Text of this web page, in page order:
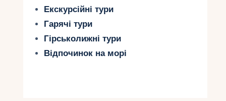
Екскурсійні тури
Гарячі тури
Гірськолижні тури
Відпочинок на морі